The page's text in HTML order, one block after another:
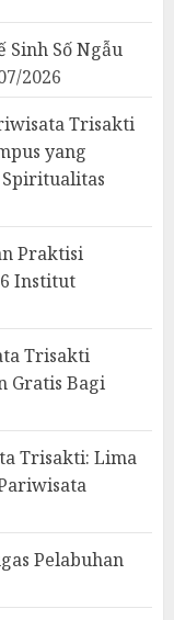
Sinh Số Ngẫu
2026
Trisakti
yang
Praktisi
Institut
Trisakti
Gratis Bagi
Trisakti: Lima
Pelabuhan